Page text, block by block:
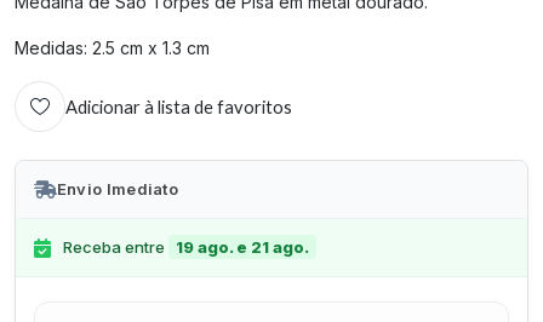
Medidas: 2.5 cm x 1.3 cm
Adicionar à lista de favoritos
Envio Imediato
Receba entre 19 ago. e 21 ago.